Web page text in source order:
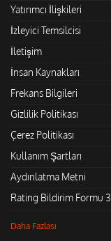
Yatırımcı İlişkileri
İzleyici Temsilcisi
İletişim
İnsan Kaynakları
Frekans Bilgileri
Gizlilik Politikası
Çerez Politikası
Kullanım Şartları
Aydınlatma Metni
Rating Bildirim Formu 3
Daha Fazlası